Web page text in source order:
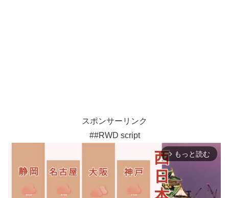
スポンサーリンク
##RWD script
arrow_forward_ios もっと読む